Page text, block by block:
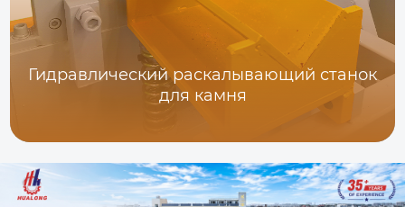
Гидравлический раскалывающий станок
для камня